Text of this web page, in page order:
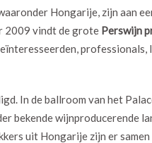
Hongarije, zijn aan
2009 vindt de grote Perswijn
professionals,
In de ballroom van het
bekende wijnproducerende
uit Hongarije zijn er